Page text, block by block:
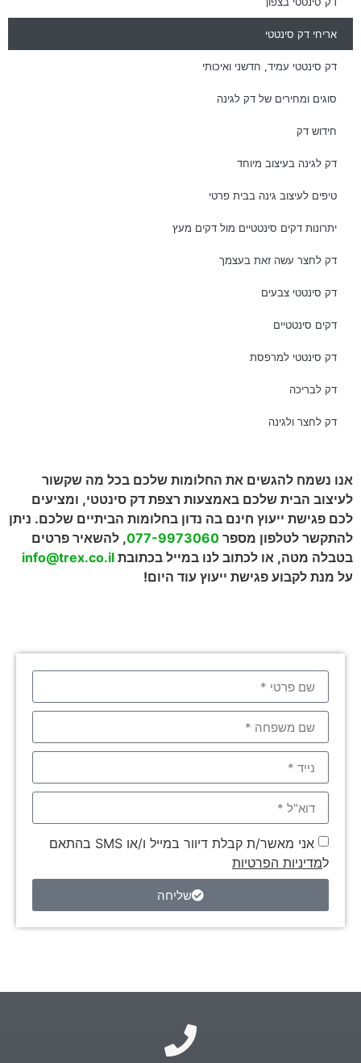
אריחי דק סינטטי
דק סינטטי עמיד, חדשני ואיכותי
סוגים ומחירים של דק לגינה
חידוש דק
דק לגינה בעיצוב מיוחד
טיפים לעיצוב גינה בבית פרטי
יתרונות דקים סינטטיים מול דקים מעץ
דק לחצר עשה זאת בעצמך
דק סינטטי צבעים
דקים סינטטיים
דק סינטטי למרפסת
דק לבריכה
דק לחצר ולגינה
אנו נשמח להגשים את החלומות שלכם בכל מה שקשור
לעיצוב הבית שלכם באמצעות רצפת דק סינטטי, ומציעים
לכם פגישת ייעוץ חינם בה נדון בחלומות הביתיים שלכם. ניתן
להתקשר לטלפון מספר 077-9973060, להשאיר פרטים
בטבלה מטה, או לכתוב לנו במייל בכתובת info@trex.co.il
על מנת לקבוע פגישת ייעוץ עוד היום!
אני מאשר/ת קבלת דיוור במייל ו/או SMS בהתאם
למדיניות הפרטיות
שליחה